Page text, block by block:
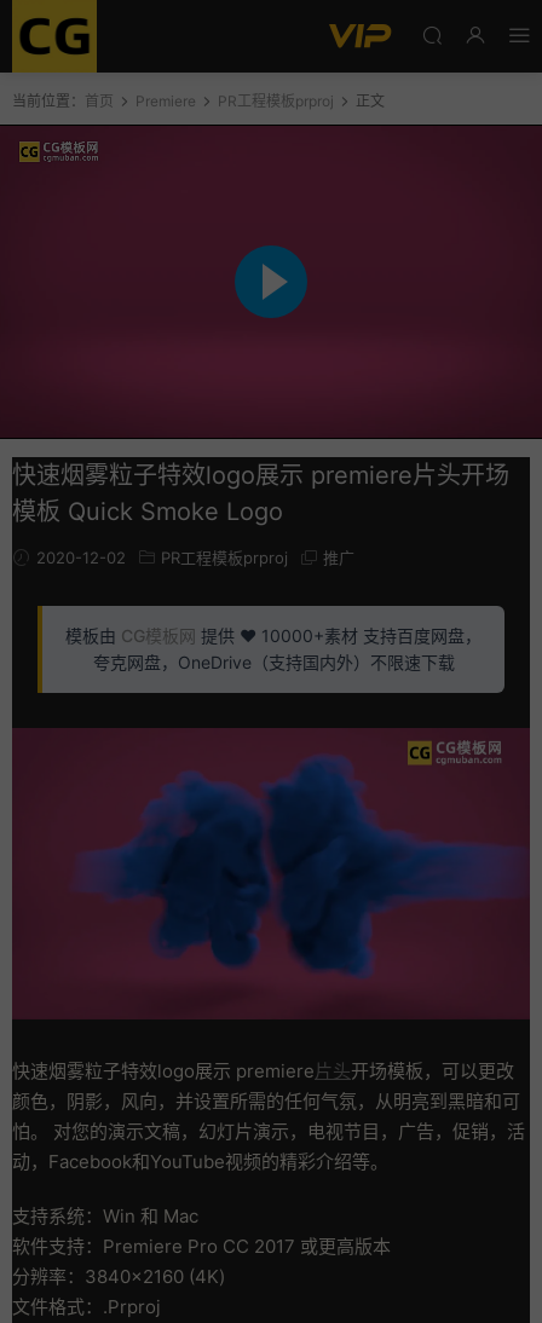
当前位置： 首页 Premiere PR工程模板prproj 正文
快速烟雾粒子特效logo展示 premiere片头开场
模板 Quick Smoke Logo
2020-12-02 PR工程模板prproj 推广
模板由 CG模板网 提供 ❤️ 10000+素材 支持百度网盘，
夸克网盘，OneDrive（支持国内外）不限速下载
快速烟雾粒子特效logo展示 premiere片头开场模板，可以更改
颜色，阴影，风向，并设置所需的任何气氛，从明亮到黑暗和可
怕。 对您的演示文稿，幻灯片演示，电视节目，广告，促销，活
动，Facebook和YouTube视频的精彩介绍等。
支持系统：Win 和 Mac
软件支持：Premiere Pro CC 2017 或更高版本
分辨率：3840×2160 (4K)
文件格式：.Prproj